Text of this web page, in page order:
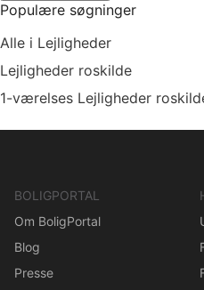
Populære søgninger
Alle i Lejligheder
Lejligheder roskilde
1-værelses Lejligheder
BOLIGPORTAL
Om BoligPortal
Blog
Presse